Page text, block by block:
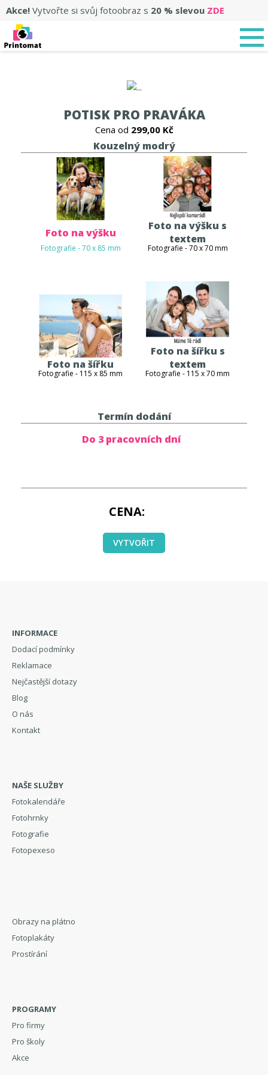
Akce! Vytvořte si svůj fotoobraz s 20 % slevou ZDE
POTISK PRO PRAVÁKA
Cena od 299,00 Kč
Kouzelný modrý
Foto na výšku
Fotografie - 70 x 85 mm
Foto na výšku s
textem
Fotografie - 70 x 70 mm
Foto na šířku
Fotografie - 115 x 85 mm
Foto na šířku s
textem
Fotografie - 115 x 70 mm
Termín dodání
Do 3 pracovních dní
CENA
VYTVOŘIT
INFORMACE
Dodací podmínky
Reklamace
Nejčastější dotazy
Blog
O nás
Kontakt
NAŠE SLUŽBY
Fotokalendáře
Fotohrnky
Fotografie
Fotopexeso
Obrazy na plátno
Fotoplakáty
Prostírání
PROGRAMY
Pro firmy
Pro školy
Akce